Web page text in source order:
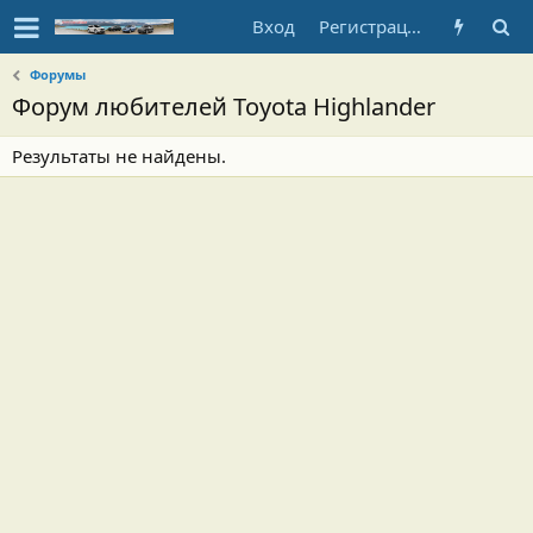
Вход Регистрация
Форумы
Форум любителей Toyota Highlander
Результаты не найдены.